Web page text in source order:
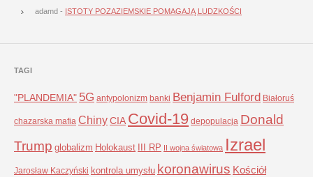
adamd - ISTOTY POZAZIEMSKIE POMAGAJĄ LUDZKOŚCI
TAGI
"PLANDEMIA" 5G antypolonizm banki Benjamin Fulford Białoruś
chazarska mafia ChinyCIA Covid-19 depopulacja Donald
Trump globalizm Holokaust III RP II wojna światowa Izrael
Jarosław Kaczyński kontrola umysłu koronawirus Kościół